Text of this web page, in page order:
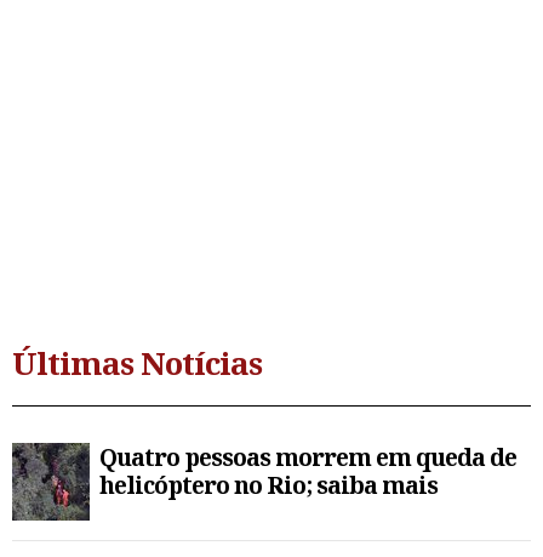
Últimas Notícias
Quatro pessoas morrem em queda de
helicóptero no Rio; saiba mais